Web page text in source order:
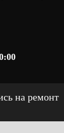
на ремонт